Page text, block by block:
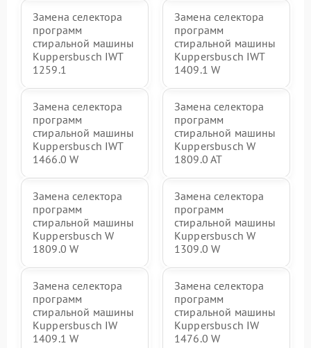
Замена селектора
программ
стиральной машины
Kuppersbusch IWT
1259.1
Замена селектора
программ
стиральной машины
Kuppersbusch IWT
1409.1 W
Замена селектора
программ
стиральной машины
Kuppersbusch IWT
1466.0 W
Замена селектора
программ
стиральной машины
Kuppersbusch W
1809.0 AT
Замена селектора
программ
стиральной машины
Kuppersbusch W
1809.0 W
Замена селектора
программ
стиральной машины
Kuppersbusch W
1309.0 W
Замена селектора
программ
стиральной машины
Kuppersbusch IW
1409.1 W
Замена селектора
программ
стиральной машины
Kuppersbusch IW
1476.0 W